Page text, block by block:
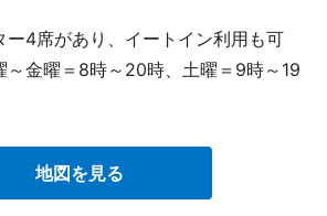
4席があり、イートイン利用も可
～金曜＝8時～20時、土曜＝9時～19
地図を見る